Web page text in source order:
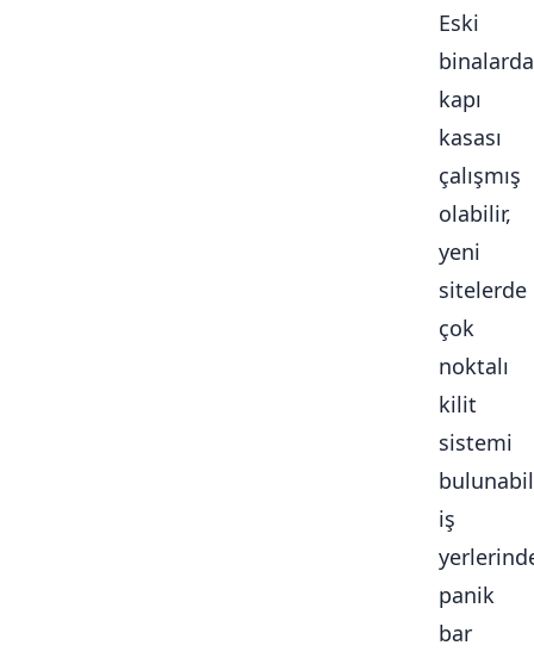
Eski
binalarda
kapı
kasası
çalışmış
olabilir,
yeni
sitelerde
çok
noktalı
kilit
sistemi
iş
panik
bar